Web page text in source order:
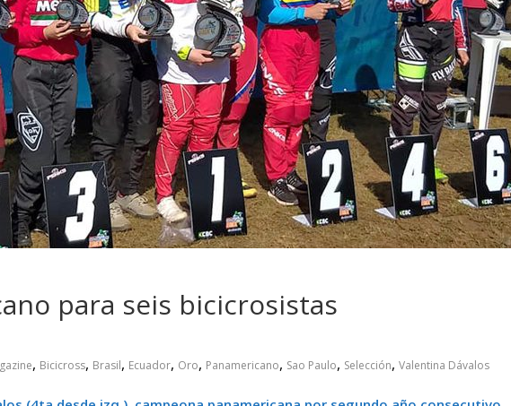
para seis bicicrosistas
, Bicicross, Brasil, Ecuador, Oro, Panamericano, Sao Paulo, Selección, Valentina Dávalos
¿Qué puede pasar con tu
vehículo si permanece
varios días sin usar?
Campaña busca cambiar
destino de los
en la región